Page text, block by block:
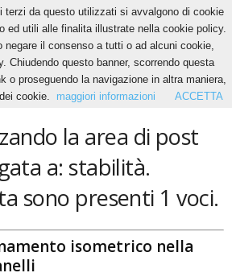
la area di post
a: stabilità.
sono presenti 1 voci.
isometrico nella
terzi da questo utilizzati si avvalgono di cookie
ed utili alle finalita illustrate nella cookie policy.
negare il consenso a tutti o ad alcuni cookie,
Chiudendo questo banner, scorrendo questa
o proseguendo la navigazione in altra maniera,
cookie.
maggiori informazioni ACCETTA